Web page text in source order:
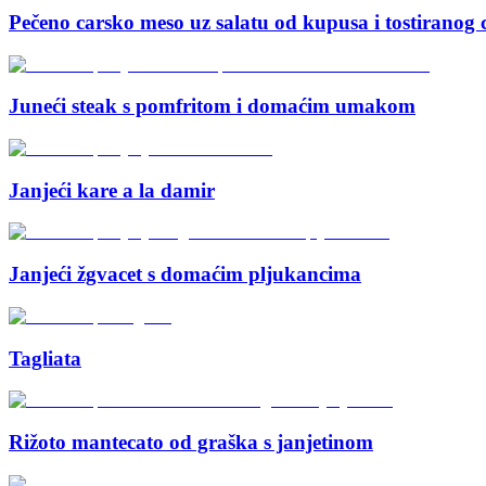
Pečeno carsko meso uz salatu od kupusa i tostiranog
Juneći steak s pomfritom i domaćim umakom
Janjeći kare a la damir
Janjeći žgvacet s domaćim pljukancima
Tagliata
Rižoto mantecato od graška s janjetinom